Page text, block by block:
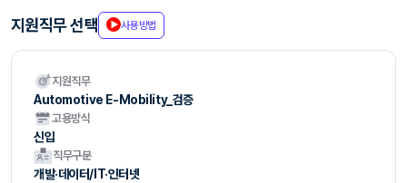
지원직무 선택 사용방법
지원직무
Automotive E-Mobility_검증
고용방식
신입
직무구분
개발·데이터/IT·인터넷